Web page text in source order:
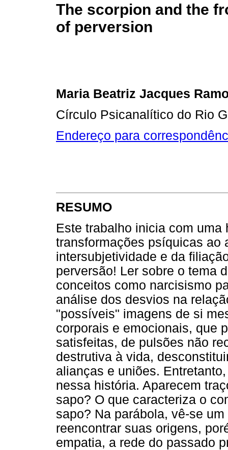
The scorpion and the
of perversion
Maria Beatriz Jacques
Círculo Psicanalítico do Rio
Endereço para
RESUMO
Este trabalho inicia com
transformações psíquicas ao
intersubjetividade e da
perversão! Ler sobre o tema
conceitos como narcisismo
análise dos desvios na
"possíveis" imagens de si
corporais e emocionais, que
satisfeitas, de pulsões não
destrutiva à vida,
alianças e uniões.
nessa história. Aparecem
sapo? O que caracteriza o
sapo? Na parábola, vê-se
reencontrar suas origens,
empatia, a rede do passado